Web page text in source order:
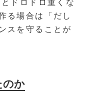
ドロドロ重くな
る場合は「だし
スを守ることが
のか